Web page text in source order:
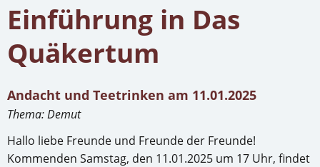
Einführung in Das
Quäkertum
Andacht und Teetrinken am 11.01.2025
Thema: Demut
Hallo liebe Freunde und Freunde der Freunde!
Kommenden Samstag, den 11.01.2025 um 17 Uhr, findet